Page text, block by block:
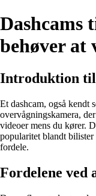
Dashcams
behøver at
Introduktion til
Et dashcam, også kendt
overvågningskamera,
videoer mens du kører.
popularitet blandt bilister
fordele.
Fordelene ved